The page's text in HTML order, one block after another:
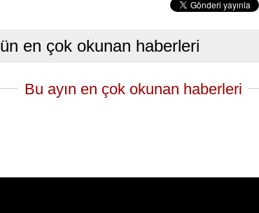
en çok okunan haberleri
Bu ayın en çok okunan haberleri